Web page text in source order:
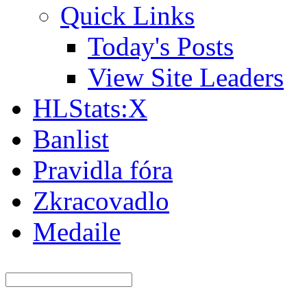
Quick Links
Today's Posts
View Site Leaders
HLStats:X
Banlist
Pravidla fóra
Zkracovadlo
Medaile